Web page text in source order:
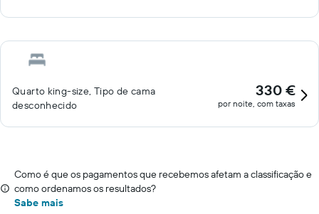
Quarto king-size, Tipo de cama
desconhecido
330 €
por noite, com taxas
Como é que os pagamentos que recebemos afetam a classificação e
como ordenamos os resultados?
Sabe mais